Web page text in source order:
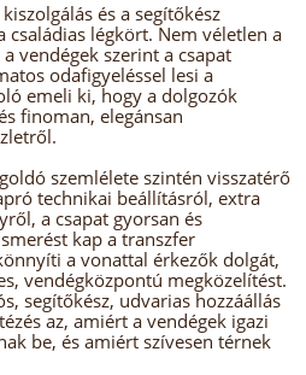
és a segítőkész
légkört. Nem véletlen a
vendégek szerint a csapat
odafigyeléssel lesi a
emeli ki, hogy a dolgozók
finoman, elegánsan
szemlélete szintén visszatérő
technikai beállításról, extra
a csapat gyorsan és
kap a transzfer
a vonattal érkezők dolgát,
vendégközpontú megközelítést.
segítőkész, udvarias hozzáállás
az, amiért a vendégek igazi
be, és amiért szívesen térnek